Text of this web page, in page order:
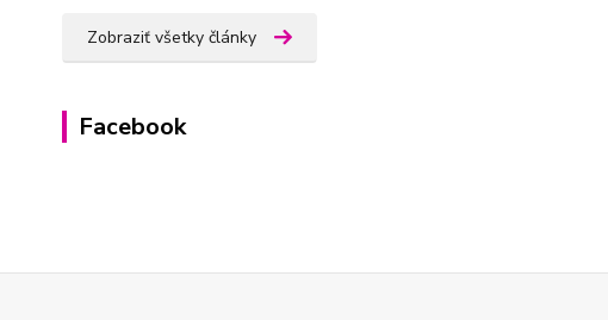
Zobraziť všetky články
Facebook